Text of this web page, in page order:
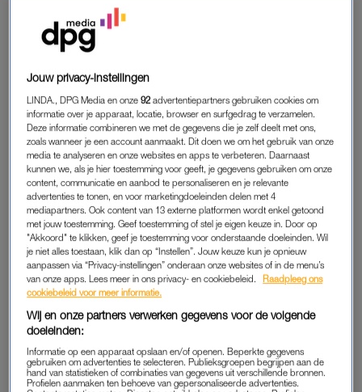
hij haar regelmatig, maar ook zij voelt zich wel eens alleen.
Dat vindt haar kleinzoon maar moeilijk om te zien. Daarom
oliebollen te verkopen. “Ik herinnerde me dat oma vroeger
altijd voor de hele buurt oliebollen bakte volgens een
familierecept dat zij had geleerd van haar moeder. Ze roken
en smaakten altijd heerlijk. Dat doet ze helaas al jaren niet
meer, maar het geheime recept had ze nog wel. Ik heb
gevraagd of ik het mocht geheime recept mocht gebruiken om
eenzame ouderen te helpen. Daar hoefde oma niet lang over
na te denken.”
TROTSE OMA
Oma zelf vond het plan van haar kleinzoon geweldig, vertelt
Mark. “Ze had nooit verwacht dat haar oude recept gebruikt
zou worden om de eenzaamheid onder ouderen in Nederland
tegen te gaan. Ze is heel erg trots.” Toch maakt Coby zich wel
even zorgen. “De bollen moeten wel lekker zijn, want haar
Jouw privacy-instellingen
LINDA., DPG Media en onze92 advertentiepartners gebruiken cookies om
informatie over je apparaat, locatie, browser en surfgedrag te verzamelen.
Deze informatie combineren we met de gegevens die je zelf deelt met ons,
zoals wanneer je een account aanmaakt. Dit doen we om het gebruik van onze
media te analyseren en onze websites en apps te verbeteren. Daarnaast
kunnen we, als je hier toestemming voor geeft, je gegevens gebruiken om onze
content, communicatie en aanbod te personaliseren en je relevante
advertenties te tonen, en voor marketingdoeleinden delen met 4
mediapartners. Ook content van 13 externe platformen wordt enkel getoond
met jouw toestemming. Geef toestemming of stel je eigen keuze in. Door op
"Akkoord" te klikken, geef je toestemming voor onderstaande doeleinden. Wil
je niet alles toestaan, klik dan op “Instellen”. Jouw keuze kun je opnieuw
aanpassen via “Privacy-instellingen” onderaan onze websites of in de menu’s
van onze apps. Lees meer in ons privacy- en cookiebeleid.
Raadpleeg ons
cookiebeleid voor meer informatie.
Wij en onze partners verwerken gegevens voor de volgende
doeleinden:
Informatie op een apparaat opslaan en/of openen. Beperkte gegevens
gebruiken om advertenties te selecteren. Publieksgroepen begrijpen aan de
hand van statistieken of combinaties van gegevens uit verschillende bronnen.
Profielen aanmaken ten behoeve van gepersonaliseerde advertenties.